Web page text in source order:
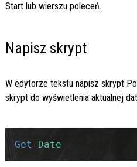
Start lub wierszu poleceń.
Napisz skrypt
W edytorze tekstu napisz skrypt
skrypt do wyświetlenia aktualnej
Get - Date